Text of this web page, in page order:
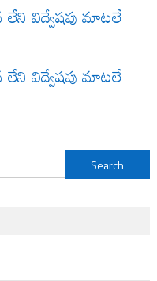
విద్వేషపు మాటలే
విద్వేషపు మాటలే
Search
for: